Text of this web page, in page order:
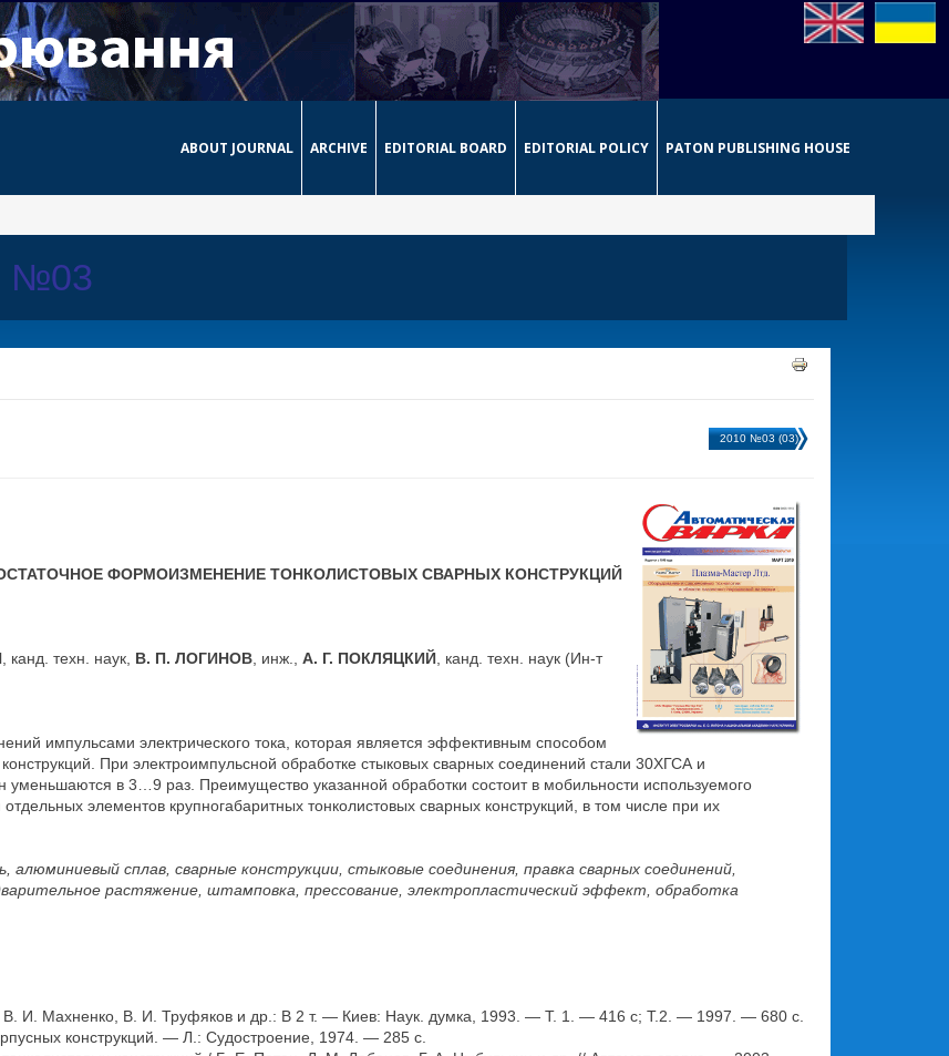
ABOUT JOURNAL ARCHIVE EDITORIAL BOARD EDITORIAL POLICY PATON PUBLISHING HOUSE
№03
2010 №03 (03)
ФОРМОИЗМЕНЕНИЕ ТОНКОЛИСТОВЫХ СВАРНЫХ КОНСТРУКЦИЙ
, канд. техн. наук, В. П. ЛОГИНОВ , инж., А. Г. ПОКЛЯЦКИЙ , канд. техн. наук (Ин-т
импульсами электрического тока, которая является эффективным способом
При электроимпульсной обработке стыковых сварных соединений стали 30ХГСА и
в 3…9 раз. Преимущество указанной обработки состоит в мобильности используемого
элементов крупногабаритных тонколистовых сварных конструкций, в том числе при их
алюминиевый сплав, сварные конструкции, стыковые соединения, правка сварных соединений,
растяжение, штамповка, прессование, электропластический эффект, обработка
В. И. Махненко, В. И. Труфяков и др.: В 2 т. — Киев: Наук. думка, 1993. — Т. 1. — 416 с; Т.2. — 1997. — 680 с.
конструкций. — Л.: Судостроение, 1974. — 285 с.